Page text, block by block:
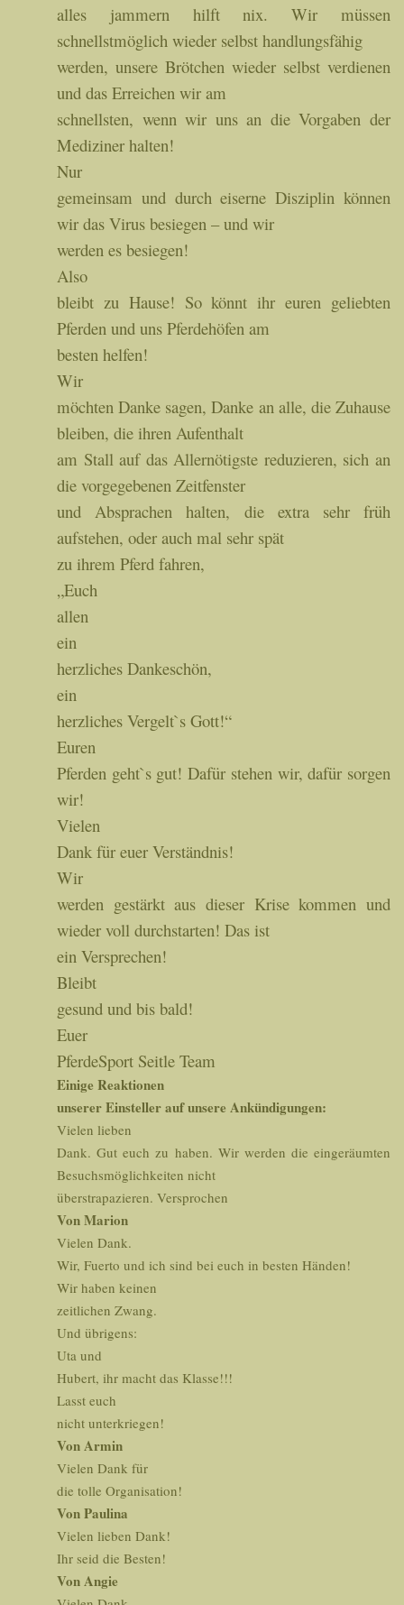
alles jammern hilft nix. Wir müssen
schnellstmöglich wieder selbst handlungsfähig
werden, unsere Brötchen wieder selbst verdienen
und das Erreichen wir am
schnellsten, wenn wir uns an die Vorgaben der
Mediziner halten!
Nur
gemeinsam und durch eiserne Disziplin können
wir das Virus besiegen – und wir
werden es besiegen!
Also
bleibt zu Hause! So könnt ihr euren geliebten
Pferden und uns Pferdehöfen am
besten helfen!
Wir
möchten Danke sagen, Danke an alle, die Zuhause
bleiben, die ihren Aufenthalt
am Stall auf das Allernötigste reduzieren, sich an
die vorgegebenen Zeitfenster
und Absprachen halten, die extra sehr früh
aufstehen, oder auch mal sehr spät
zu ihrem Pferd fahren,
„Euch
allen
ein
herzliches Dankeschön,
ein
herzliches Vergelt`s Gott!“
Euren
Pferden geht`s gut! Dafür stehen wir, dafür sorgen
wir!
Vielen
Dank für euer Verständnis!
Wir
werden gestärkt aus dieser Krise kommen und
wieder voll durchstarten! Das ist
ein Versprechen!
Bleibt
gesund und bis bald!
Euer
PferdeSport Seitle Team
Einige Reaktionen
unserer Einsteller auf unsere Ankündigungen:
Vielen lieben
Dank. Gut euch zu haben. Wir werden die eingeräumten
Besuchsmöglichkeiten nicht
überstrapazieren. Versprochen
Von Marion
Vielen Dank.
Wir, Fuerto und ich sind bei euch in besten Händen!
Wir haben keinen
zeitlichen Zwang.
Und übrigens:
Uta und
Hubert, ihr macht das Klasse!!!
Lasst euch
nicht unterkriegen!
Von Armin
Vielen Dank für
die tolle Organisation!
Von Paulina
Vielen lieben Dank!
Ihr seid die Besten!
Von Angie